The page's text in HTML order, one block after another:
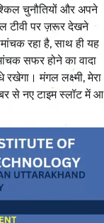
चुनौतियों और अपने
टीवी पर ज़रूर देखने
रहा है, साथ ही यह
सफर होने का वादा
रखेगा। मंगल लक्ष्मी, मेरा
से नए टाइम स्लॉट में आ